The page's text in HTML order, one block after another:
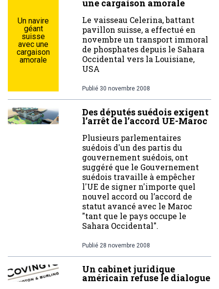
Un navire
géant
suisse
avec une
cargaison
amorale
une cargaison amorale
Le vaisseau Celerina, battant
pavillon suisse, a effectué en
novembre un transport immoral
de phosphates depuis le Sahara
Occidental vers la Louisiane,
USA
Publié 30 novembre 2008
Des députés suédois exigent
l’arrêt de l’accord UE-Maroc
Plusieurs parlementaires
suédois d'un des partis du
gouvernement suédois, ont
suggéré que le Gouvernement
suédois travaille à empêcher
l'UE de signer n'importe quel
nouvel accord ou l’accord de
statut avancé avec le Maroc
"tant que le pays occupe le
Sahara Occidental".
Publié 28 novembre 2008
Un cabinet juridique
américain refuse le dialogue